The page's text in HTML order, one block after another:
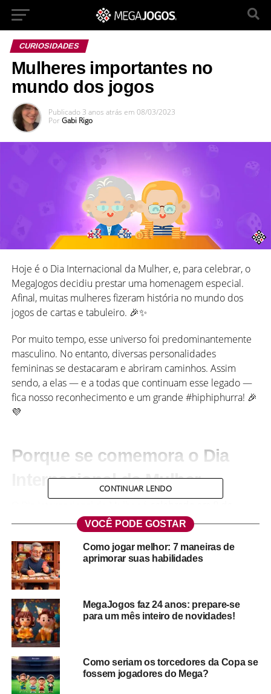
CURIOSIDADES
Mulheres importantes no
mundo dos jogos
Publicado3 anos atrás em 08/03/2023
Por Gabi Rigo
Hoje é o Dia Internacional da Mulher, e, para celebrar, o
MegaJogos decidiu prestar uma homenagem especial.
Afinal, muitas mulheres fizeram história no mundo dos
jogos de cartas e tabuleiro. 🎉✨
Por muito tempo, esse universo foi predominantemente
masculino. No entanto, diversas personalidades
femininas se destacaram e abriram caminhos. Assim
sendo, a elas — e a todas que continuam esse legado —
fica nosso reconhecimento e um grande #hiphiphurra! 🎉
💜
Porque se comemora o Dia
Internacional da Mulher
de cada ano.
A data, oficializada pela Organização das Nações Unidas
na década de 1970, inicialmente, remetia à reivindicação
por igualdade salarial, mas, atualmente, simboliza a luta
das mulheres não apenas contra a desigualdade salarial,
mas também contra o machismo e a violência.
Sua origem remonta ao início do século XX, quando as
mulheres começaram a se organizar em busca de
melhores condições de trabalho e deigualdade de
direitos.
CONTINUAR LENDO
VOCÊ PODE GOSTAR
Como jogar melhor: 7 maneiras de
aprimorar suas habilidades
MegaJogos faz 24 anos: prepare-se
para um mês inteiro de novidades!
Como seriam os torcedores da Copa se
fossem jogadores do Mega?